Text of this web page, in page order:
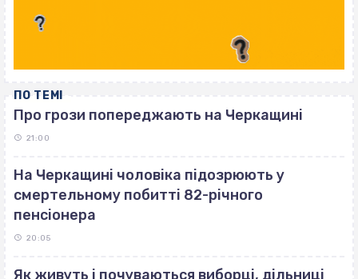
ПО ТЕМІ
Про грози попереджають на Черкащині
21:00
На Черкащині чоловіка підозрюють у
смертельному побитті 82-річного
пенсіонера
20:05
Як живуть і почуваються виборці, дільниці